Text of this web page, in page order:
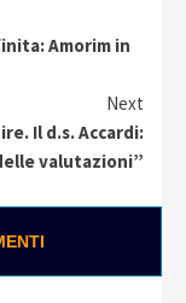
Amorim in
Next
Il d.s. Accardi:
valutazioni”